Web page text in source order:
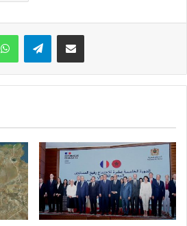
WhatsApp Telegram